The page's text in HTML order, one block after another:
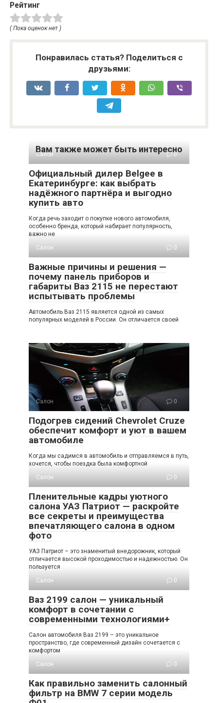
Рейтинг
( Пока оценок нет )
Понравилась статья? Поделиться с
друзьями:
Вам также может быть интересно
Салон 0
Официальный дилер Belgee в
Екатеринбурге: как выбрать
надёжного партнёра и выгодно
купить авто
Когда речь заходит о покупке нового автомобиля,
особенно бренда, который набирает популярность,
важно не
Салон
0
Важные причины и решения —
почему панель приборов и
габариты Ваз 2115 не перестают
испытывать проблемы
Автомобиль Ваз 2115 является одной из самых
популярных моделей в России. Он отличается своей
Салон 0
Подогрев сидений Chevrolet Cruze
обеспечит комфорт и уют в вашем
автомобиле
Когда мы садимся в автомобиль и отправляемся в путь,
хочется, чтобы поездка была комфортной
Салон
0
Пленительные кадры уютного
салона УАЗ Патриот — раскройте
все секреты и преимущества
впечатляющего салона в одном
фото
УАЗ Патриот – это знаменитый внедорожник, который
отличается высокой проходимостью и надежностью. Он
пользуется
Салон
0
Ваз 2199 салон — уникальный
комфорт в сочетании с
современными технологиями+
Салон автомобиля Ваз 2199 – это уникальное
пространство, где современный дизайн сочетается с
комфортом
Салон
0
Как правильно заменить салонный
фильтр на BMW 7 серии модель